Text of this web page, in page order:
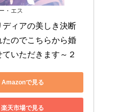
・エス
ディアの美しき決断
たのでこちらから婚
いただきます～２
Amazonで見る
楽天市場で見る